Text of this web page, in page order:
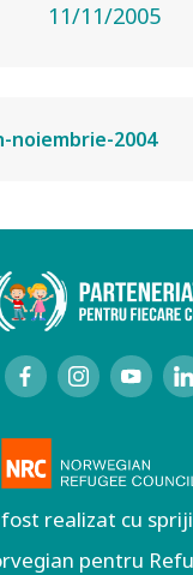
11/11/2005
noiembrie-2004
realizat cu
pentru